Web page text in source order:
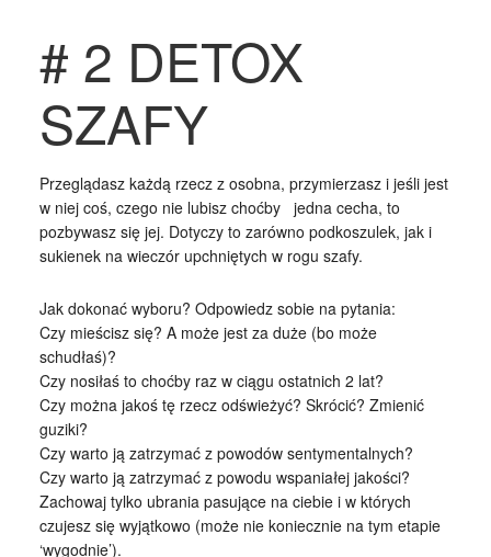
# 2 DETOX
SZAFY
Przeglądasz każdą rzecz z osobna, przymierzasz i jeśli jest
w niej coś, czego nie lubisz choćby jedna cecha, to
pozbywasz się jej. Dotyczy to zarówno podkoszulek, jak i
sukienek na wieczór upchniętych w rogu szafy.
Jak dokonać wyboru? Odpowiedz sobie na pytania:
Czy mieścisz się? A może jest za duże (bo może
schudłaś)?
Czy nosiłaś to choćby raz w ciągu ostatnich 2 lat?
Czy można jakoś tę rzecz odświeżyć? Skrócić? Zmienić
guziki?
Czy warto ją zatrzymać z powodów sentymentalnych?
Czy warto ją zatrzymać z powodu wspaniałej jakości?
Zachowaj tylko ubrania pasujące na ciebie i w których
czujesz się wyjątkowo (może nie koniecznie na tym etapie
‘wygodnie’).